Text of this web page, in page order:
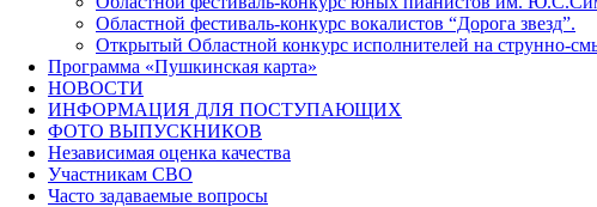
Областной фестиваль-конкурс вокалистов “Дорога звезд”.
Открытый Областной конкурс исполнителей на струнно-
Программа «Пушкинская карта»
НОВОСТИ
ИНФОРМАЦИЯ ДЛЯ ПОСТУПАЮЩИХ
ФОТО ВЫПУСКНИКОВ
Независимая оценка качества
Участникам СВО
Часто задаваемые вопросы